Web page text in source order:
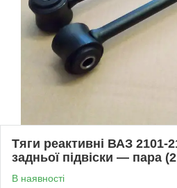
Тяги реактивні ВАЗ 2101-
задньої підвіски — пара
В наявності